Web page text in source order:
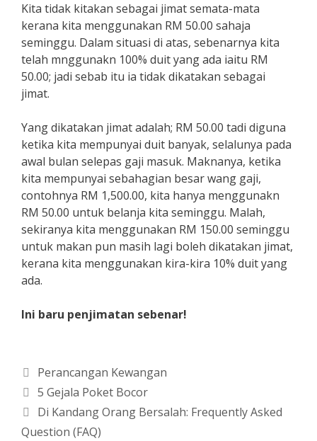
Kita tidak kitakan sebagai jimat semata-mata
kerana kita menggunakan RM 50.00 sahaja
seminggu. Dalam situasi di atas, sebenarnya kita
telah mnggunakn 100% duit yang ada iaitu RM
50.00; jadi sebab itu ia tidak dikatakan sebagai
jimat.
Yang dikatakan jimat adalah; RM 50.00 tadi diguna
ketika kita mempunyai duit banyak, selalunya pada
awal bulan selepas gaji masuk. Maknanya, ketika
kita mempunyai sebahagian besar wang gaji,
contohnya RM 1,500.00, kita hanya menggunakn
RM 50.00 untuk belanja kita seminggu. Malah,
sekiranya kita menggunakan RM 150.00 seminggu
untuk makan pun masih lagi boleh dikatakan jimat,
kerana kita menggunakan kira-kira 10% duit yang
ada.
Ini baru penjimatan sebenar!
Categories
Perancangan Kewangan
5 Gejala Poket Bocor
Di Kandang Orang Bersalah: Frequently Asked
Question (FAQ)